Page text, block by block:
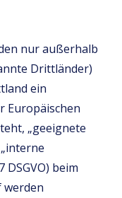
nur außerhalb
Drittländer)
ein
Europäischen
„geeignete
beim
werden